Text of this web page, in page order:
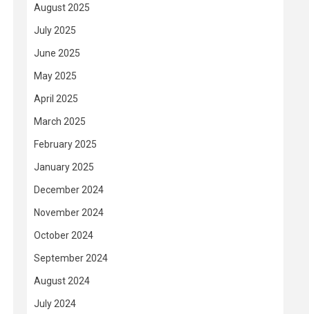
August 2025
July 2025
June 2025
May 2025
April 2025
March 2025
February 2025
January 2025
December 2024
November 2024
October 2024
September 2024
August 2024
July 2024